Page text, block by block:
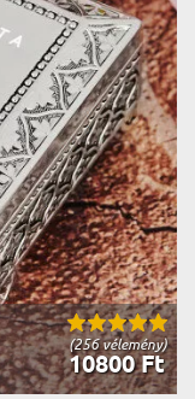
(256 vélemény)
10800 Ft